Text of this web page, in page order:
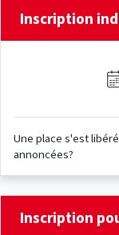
Inscription
Une place s'est
annoncées?
Inscription